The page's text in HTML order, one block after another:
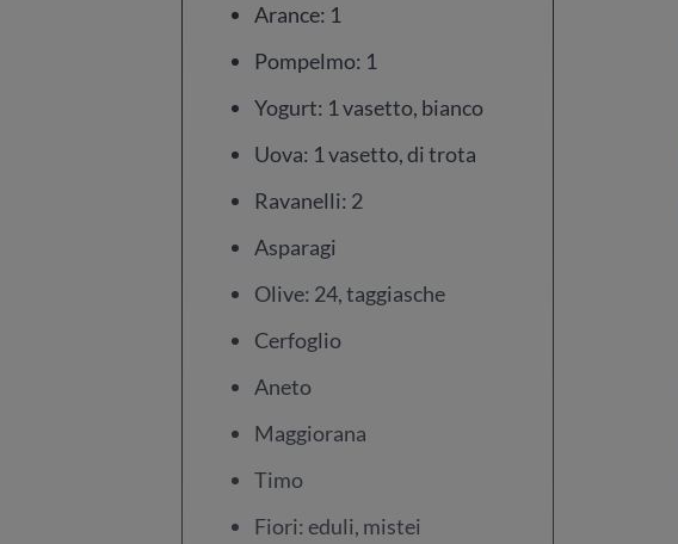
Arance: 1
Pompelmo: 1
Yogurt: 1 vasetto, bianco
Uova: 1 vasetto, di trota
Ravanelli: 2
Asparagi
Olive: 24, taggiasche
Cerfoglio
Aneto
Maggiorana
Timo
Fiori: eduli, mistei